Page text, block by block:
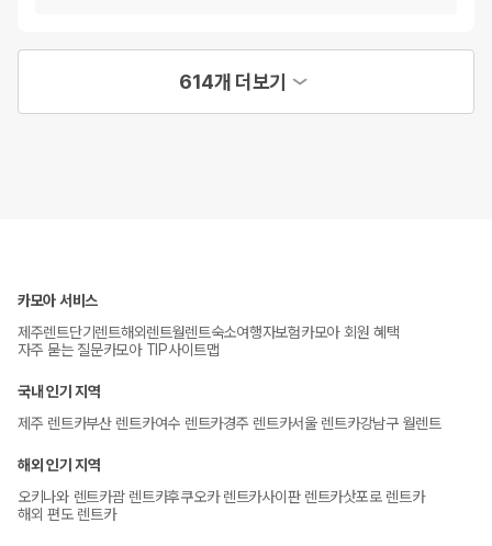
614개 더보기
카모아 서비스
제주렌트단기렌트해외렌트월렌트숙소여행자보험카모아 회원 혜택
자주 묻는 질문카모아 TIP사이트맵
국내 인기 지역
제주 렌트카부산 렌트카여수 렌트카경주 렌트카서울 렌트카강남구 월렌트
해외 인기 지역
오키나와 렌트카괌 렌트카후쿠오카 렌트카사이판 렌트카삿포로 렌트카
해외 편도 렌트카